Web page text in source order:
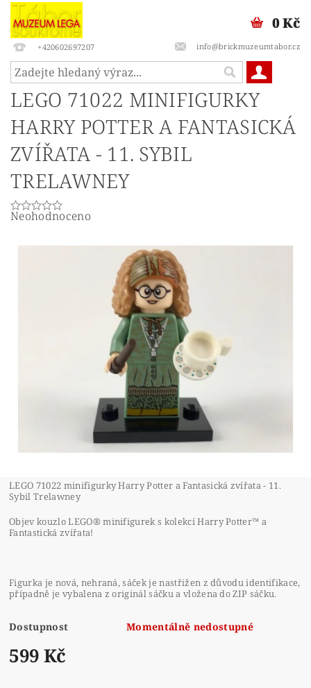
+420602697207 info@brickmuzeumtabor.cz
0 Kč
LEGO 71022 MINIFIGURKY
HARRY POTTER A FANTASICKÁ
ZVÍŘATA - 11. SYBIL
TRELAWNEY
Neohodnoceno
LEGO 71022 minifigurky Harry Potter a Fantasická zvířata - 11.
Sybil Trelawney
Objev kouzlo LEGO® minifigurek s kolekcí Harry Potter™ a
Fantastická zvířata!
Figurka je nová, nehraná, sáček je nastřižen z důvodu identifikace,
případně je vybalena z originál sáčku a vložena do ZIP sáčku.
Dostupnost Momentálně nedostupné
599 Kč